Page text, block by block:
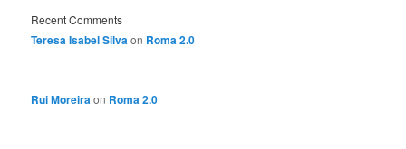
Recent Comments
Teresa Isabel Silvaon Roma 2.0
Rui Moreiraon Roma 2.0